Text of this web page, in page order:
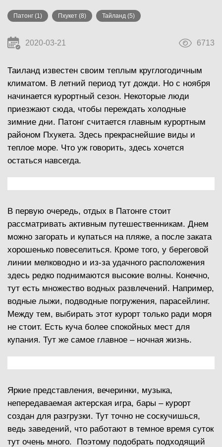
Патонг (1) Пхукет (8) Тайланд (5)
2020-03-21 6713
Таиланд известен своим теплым круглогодичным
климатом. В летний период тут дожди. Но с ноября
начинается курортный сезон. Некоторые люди
приезжают сюда, чтобы переждать холодные
зимние дни. Патонг считается главным курортным
районом Пхукета. Здесь прекраснейшие виды и
теплое море. Что уж говорить, здесь хочется
остаться навсегда.
В первую очередь, отдых в Патонге стоит
рассматривать активным путешественникам. Днем
можно загорать и купаться на пляже, а после заката
хорошенько повеселиться. Кроме того, у береговой
линии мелководно и из-за удачного расположения
здесь редко поднимаются высокие волны. Конечно,
тут есть множество водных развлечений. Например,
водные лыжи, подводные погружения, парасейлинг.
Между тем, выбирать этот курорт только ради моря
не стоит. Есть куча более спокойных мест для
купания. Тут же самое главное – ночная жизнь.
Яркие представления, вечеринки, музыка,
непередаваемая актерская игра, бары – курорт
создан для разгрузки. Тут точно не соскучишься,
ведь заведений, что работают в темное время суток
тут очень много. Поэтому подобрать подходящий